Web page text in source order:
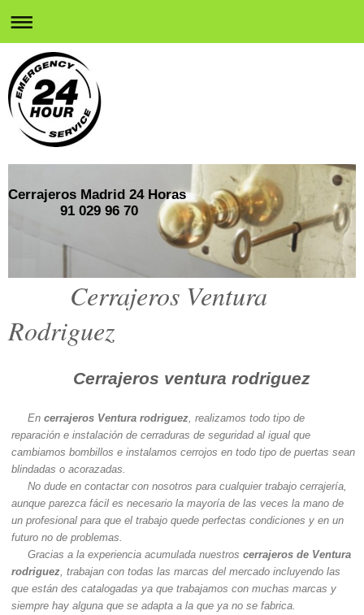
Cerrajeros Madrid 24 Horas
91 029 96 70
Cerrajeros Ventura
Rodriguez
Cerrajeros ventura rodriguez
En cerrajeros Ventura rodriguez , realizamos todo tipo de
reparación e instalación de cerraduras de seguridad al igual que
cambiamos bombillos e instalamos cerrojos en todo tipo de puertas sean
blindadas o acorazadas.
No dude en contactar con nosotros para cualquier trabajo cerrajería,
aunque parezca fácil es necesario la mayoría de las veces la mano de
un profesional para que el trabajo quede perfectas condiciones y en un
futuro no de problemas.
Gracias a la experiencia acumulada nuestros cerrajeros de Ventura
rodriguez , trabajan con todas las marcas del mercado incluyendo las
que están des catalogadas ya que trabajamos con muchas marcas y
siempre hay alguna que se adapta a la que ya no se fabrica.